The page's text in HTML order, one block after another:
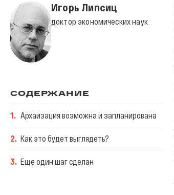
Игорь Липсиц
доктор экономических наук
СОДЕРЖАНИЕ
1. Архаизация возможна и запланирована
2. Как это будет выглядеть?
3. Еще один шаг сделан